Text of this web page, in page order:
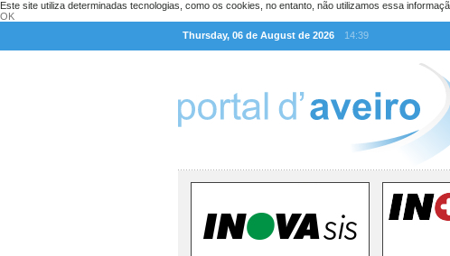
Este site utiliza determinadas tecnologias, como os cookies, no entanto, não utilizamos essa
OK
Thursday, 06 de August de 2026
14:39